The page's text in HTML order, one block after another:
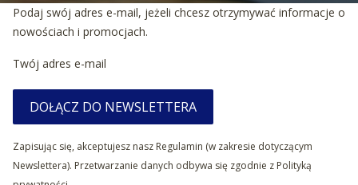
Podaj swój adres e-mail, jeżeli chcesz otrzymywać informacje o
nowościach i promocjach.
Twój adres e-mail
DOŁĄCZ DO NEWSLETTERA
Zapisując się, akceptujesz nasz Regulamin (w zakresie dotyczącym
Newslettera). Przetwarzanie danych odbywa się zgodnie z Polityką